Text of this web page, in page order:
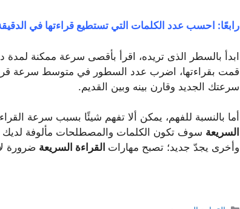
رابعًا: احسب عدد الكلمات التي تستطيع قراءتها في
ابدأ بالسطر الذى تريده، اقرأ بأقصى سرعة ممكنة
قمت بقراءتها، اضرب عدد السطور في متوسط سرعة
سرعتك الجديد وقارن بينه وبين القديم.
أما بالنسبة للفهم، يمكن ألا تفهم شيئًا بسبب سرعة
السريعة سوف تكون الكلمات والمصطلحات مألوفة
وأخرى يجدّ جديد؛ تصبح مهارات القراءة السريعة ضرورة